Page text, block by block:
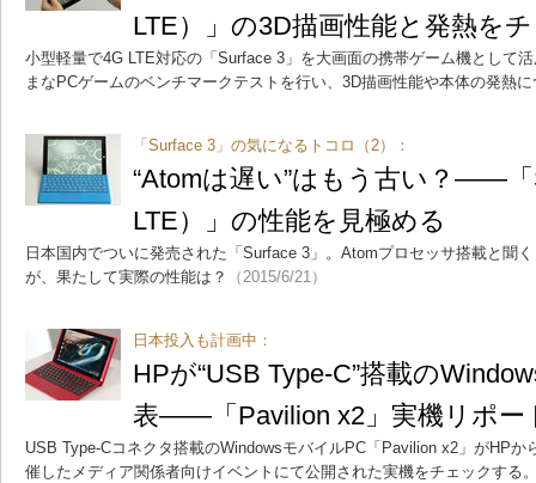
LTE）」の3D描画性能と発熱を
小型軽量で4G LTE対応の「Surface 3」を大画面の携帯ゲーム機として
まなPCゲームのベンチマークテストを行い、3D描画性能や本体の発熱
「Surface 3」の気になるトコロ（2）：
“Atomは遅い”はもう古い？――
LTE）」の性能を見極める
日本国内でついに発売された「Surface 3」。Atomプロセッサ搭載と聞
が、果たして実際の性能は？
（2015/6/21）
日本投入も計画中：
HPが“USB Type-C”搭載の
表――「Pavilion x2」実機リポー
USB Type-Cコネクタ搭載のWindowsモバイルPC「Pavilion x2」がHPか
催したメディア関係者向けイベントにて公開された実機をチェックする